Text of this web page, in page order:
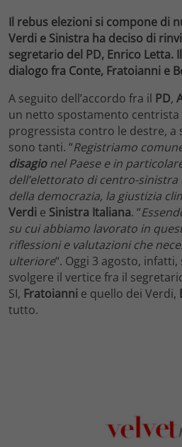
Il rebus elezioni si compone di
Verdi e Sinistra ha deciso di
segretario del PD, Enrico Letta.
dialogo fra Conte, Fratoianni e
A seguito dell’accordo fra il PD,
un netto spostamento centrista
progressista contro le destre, a
sono tanti. “Registriamo
disagionel Paese e in
dell’elettorato di centro-sinistra
della democrazia, la giustizia
Verdi e Sinistra Italiana. “
su cui abbiamo lavorato in
riflessioni e valutazioni che
ulteriore“. Oggi 3 agosto,
svolgere il vertice fra il
SI, Fratoianni e quello dei Verdi,
tutto.